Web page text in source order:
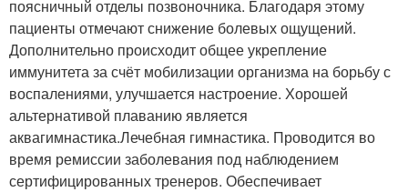
поясничный отделы позвоночника. Благодаря этому
пациенты отмечают снижение болевых ощущений.
Дополнительно происходит общее укрепление
иммунитета за счёт мобилизации организма на борьбу с
воспалениями, улучшается настроение. Хорошей
альтернативой плаванию является
аквагимнастика.Лечебная гимнастика. Проводится во
время ремиссии заболевания под наблюдением
сертифицированных тренеров. Обеспечивает